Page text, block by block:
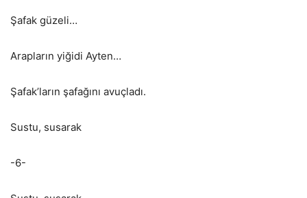
Şafak güzeli…
Arapların yiğidi Ayten…
Şafak’ların şafağını avuçladı.
Sustu, susarak
-6-